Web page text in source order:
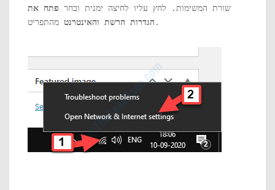
שורת המשימות. לחץ עליו לחיצה ימנית ובחר פתח את
הגדרות הרשת והאינטרנט מהתפריט.